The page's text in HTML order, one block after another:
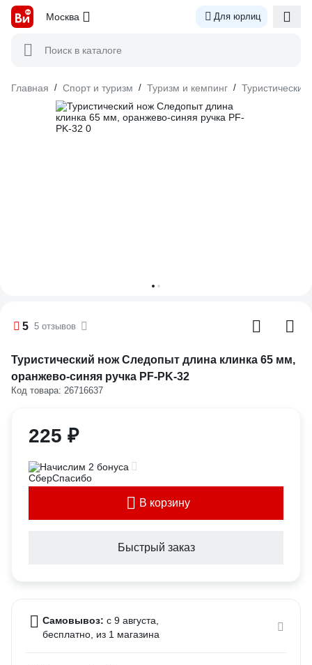
Москва Для юрлиц
Поиск в каталоге
Главная / Спорт и туризм / Туризм и кемпинг /
5 5 отзывов
Туристический нож Следопыт длина клинка 65 мм,
оранжево-синяя ручка PF-PK-32
Код товара: 26716637
225 ₽
Начислим 2 бонуса
В корзину
Быстрый заказ
Самовывоз: c 9 августа,
бесплатно , из 1 магазина